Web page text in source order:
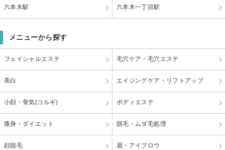
六本木駅 六本木一丁目駅
メニューから探す
フェイシャルエステ 毛穴ケア・毛穴エステ
美白 エイジングケア・リフトアップ
小顔・骨気(コルギ) ボディエステ
痩身・ダイエット 脱毛・ムダ毛処理
顔脱毛 眉・アイブロウ